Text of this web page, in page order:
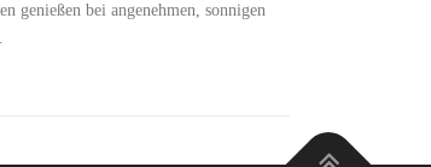
genießen bei angenehmen, sonnigen